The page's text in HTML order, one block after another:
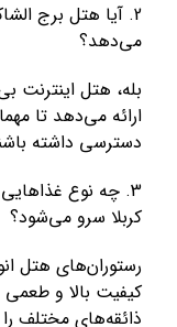
2. آیا هتل برج
می‌دهد؟
بله، هتل اینترنت
ارائه می‌دهد تا
دسترسی داشته
3. چه نوع
کربلا سرو می‌شود؟
رستوران‌های هتل
کیفیت بالا و طعمی
ذائقه‌های مختلف